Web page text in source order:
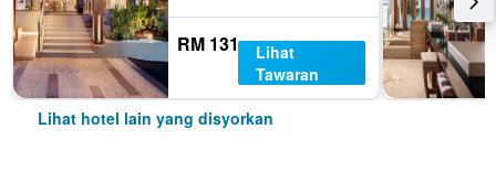
RM 131
Lihat
Tawaran
Lihat hotel lain yang disyorkan